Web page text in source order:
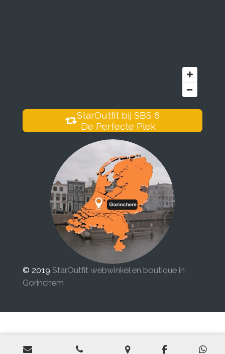
StarOutfit bij SBS 6
De Perfecte Plek
© 2019 StarOutfit webwinkel en boutique in
Gorinchem